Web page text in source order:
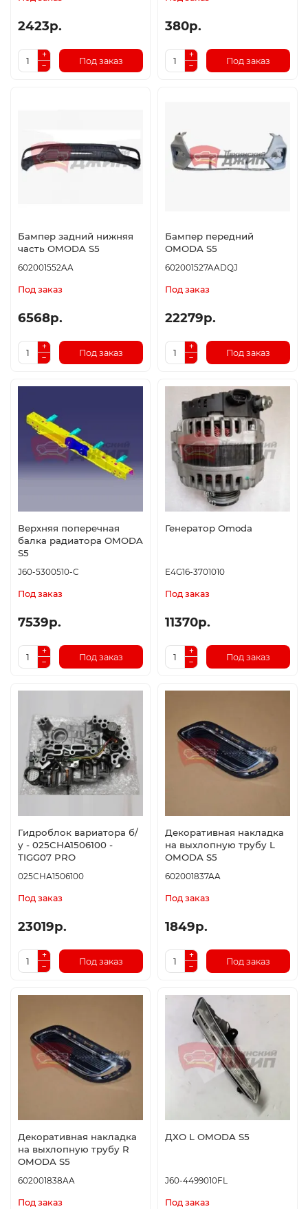
2423р.
Под заказ
380р.
Под заказ
Бампер задний нижняя
часть OMODA S5
602001552AA
Под заказ
6568р.
Под заказ
Бампер передний
OMODA S5
602001527AADQJ
Под заказ
22279р.
Под заказ
Верхняя поперечная
балка радиатора OMODA
S5
J60-5300510-C
Под заказ
7539р.
Под заказ
Генератор Omoda
E4G16-3701010
Под заказ
11370р.
Под заказ
Гидроблок вариатора б/
у - 025СНА1506100 -
TIGG07 PRO
025СНА1506100
Под заказ
23019р.
Под заказ
Декоративная накладка
на выхлопную трубу L
OMODA S5
602001837AA
Под заказ
1849р.
Под заказ
Декоративная накладка
на выхлопную трубу R
OMODA S5
602001838AA
Под заказ
ДХО L OMODA S5
J60-4499010FL
Под заказ